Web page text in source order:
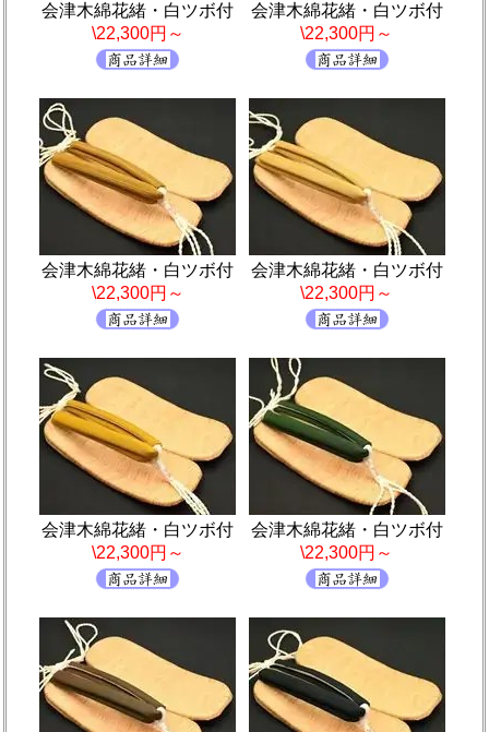
会津木綿花緒・白ツボ付
\22,300円～
会津木綿花緒・白ツボ付
\22,300円～
会津木綿花緒・白ツボ付
\22,300円～
会津木綿花緒・白ツボ付
\22,300円～
会津木綿花緒・白ツボ付
\22,300円～
会津木綿花緒・白ツボ付
\22,300円～